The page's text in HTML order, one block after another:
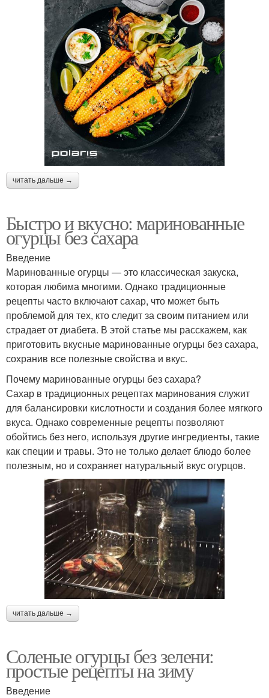
читать дальше →
Быстро и вкусно: маринованные
огурцы без сахара
Введение
Маринованные огурцы — это классическая закуска,
которая любима многими. Однако традиционные
рецепты часто включают сахар, что может быть
проблемой для тех, кто следит за своим питанием или
страдает от диабета. В этой статье мы расскажем, как
приготовить вкусные маринованные огурцы без сахара,
сохранив все полезные свойства и вкус.
Почему маринованные огурцы без сахара?
Сахар в традиционных рецептах маринования служит
для балансировки кислотности и создания более мягкого
вкуса. Однако современные рецепты позволяют
обойтись без него, используя другие ингредиенты, такие
как специи и травы. Это не только делает блюдо более
полезным, но и сохраняет натуральный вкус огурцов.
читать дальше →
Соленые огурцы без зелени:
простые рецепты на зиму
Введение